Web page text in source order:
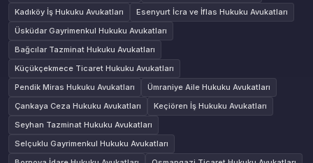
Kadıköy İş Hukuku Avukatları
Esenyurt İcra ve İflas Hukuku Avukatları
Üsküdar Gayrimenkul Hukuku Avukatları
Bağcılar Tazminat Hukuku Avukatları
Küçükçekmece Ticaret Hukuku Avukatları
Pendik Miras Hukuku Avukatları
Ümraniye Aile Hukuku Avukatları
Çankaya Ceza Hukuku Avukatları
Keçiören İş Hukuku Avukatları
Seyhan Tazminat Hukuku Avukatları
Selçuklu Gayrimenkul Hukuku Avukatları